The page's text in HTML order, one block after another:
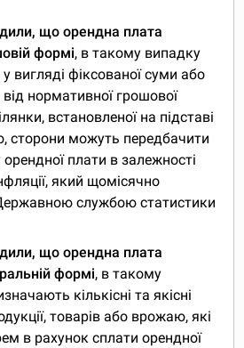
що орендна плата
формі, в такому випадку
вигляді фіксованої суми або
нормативної грошової
встановленої на підставі
сторони можуть передбачити
орендної плати в залежності
який щомісячно
службою статистики
що орендна плата
формі, в такому
кількісні та якісні
товарів або врожаю, які
в рахунок сплати орендної